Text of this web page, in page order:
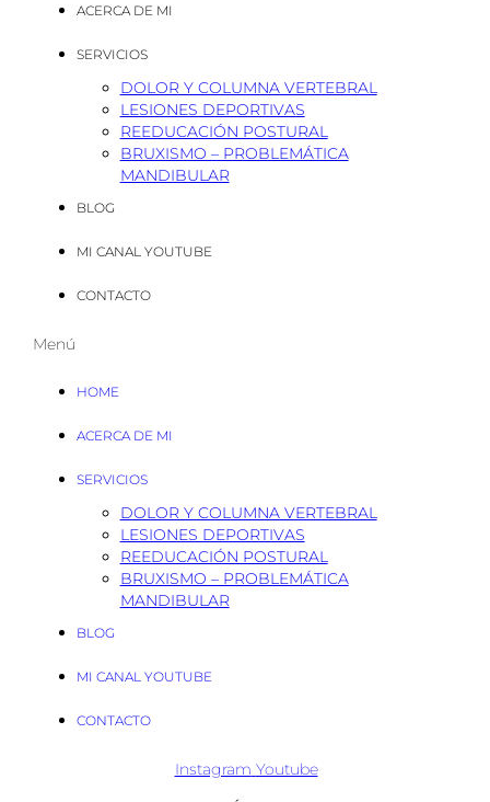
ACERCA DE MI
SERVICIOS
DOLOR Y COLUMNA VERTEBRAL
LESIONES DEPORTIVAS
REEDUCACIÓN POSTURAL
BRUXISMO – PROBLEMÁTICA
MANDIBULAR
BLOG
MI CANAL YOUTUBE
CONTACTO
Menú
HOME
ACERCA DE MI
SERVICIOS
DOLOR Y COLUMNA VERTEBRAL
LESIONES DEPORTIVAS
REEDUCACIÓN POSTURAL
BRUXISMO – PROBLEMÁTICA
MANDIBULAR
BLOG
MI CANAL YOUTUBE
CONTACTO
Instagram Youtube